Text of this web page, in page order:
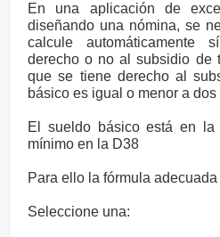
En una aplicación de
diseñando una nómina, se
calcule automáticamente
derecho o no al subsidio de
que se tiene derecho al
básico es igual o menor a
El sueldo básico está en
mínimo en la D38
Para ello la fórmula adecuada
Seleccione una: